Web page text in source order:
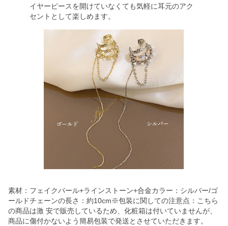
イヤーピースを開けていなくても気軽に耳元のアク
セントとして楽しめます。
素材：フェイクパール+ラインストーン+合金カラー：シルバー/ゴ
ールドチェーンの長さ：約10cm※包装に関しての注意点：こちら
の商品は激 安で販売しているため、化粧箱は付いていませんが、
商品に傷付かないよう簡易包装で発送とさせていただきます。